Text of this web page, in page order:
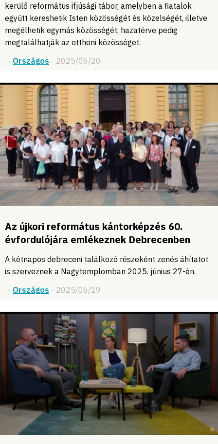
kerülő református ifjúsági tábor, amelyben a fiatalok
együtt kereshetik Isten közösségét és közelségét, illetve
megélhetik egymás közösségét, hazatérve pedig
megtalálhatják az otthoni közösséget.
-- Országos - 2025/06/20
Az újkori református kántorképzés 60.
évfordulójára emlékeznek Debrecenben
A kétnapos debreceni találkozó részeként zenés áhítatot
is szerveznek a Nagytemplomban 2025. június 27-én.
-- Országos - 2025/06/19